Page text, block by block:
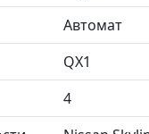
Автомат
QX1
4